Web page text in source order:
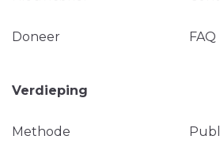
Doneer FAQ
Verdieping
Methode